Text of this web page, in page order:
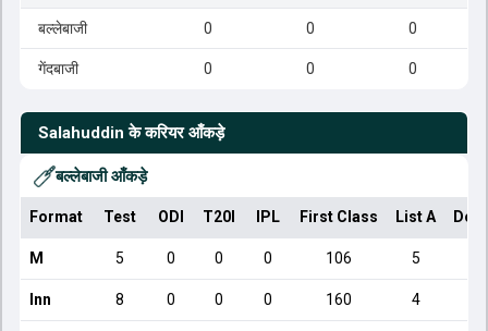
बल्लेबाजी 0 0 0
गेंदबाजी 0 0 0
Salahuddin के करियर आँकड़े
बल्लेबाजी आँकड़े
Format Test ODI T20I IPL First Class List A
M 5 0 0 0 106 5
Inn 8 0 0 0 160 4